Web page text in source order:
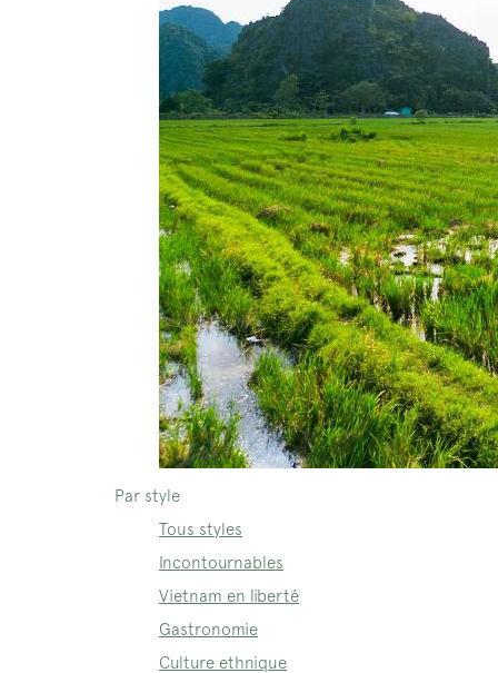
Par style
Tous styles
Incontournables
Vietnam en liberté
Gastronomie
Culture ethnique